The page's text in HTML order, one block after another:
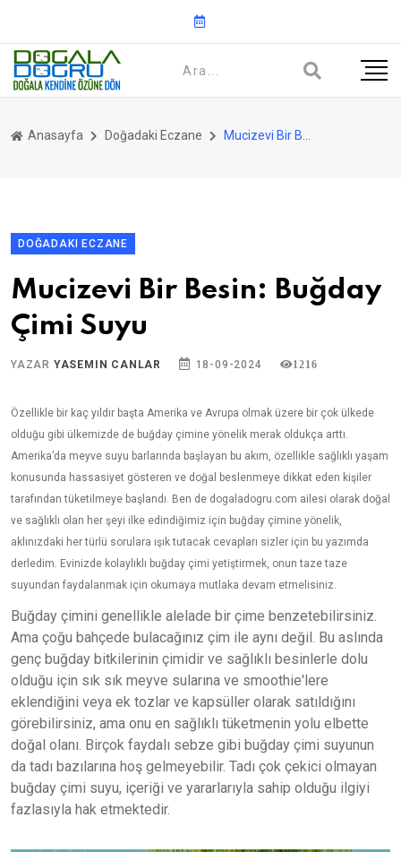
Anasayfa Doğadaki Eczane
DOĞADAKI ECZANE
Mucizevi Bir Besin: Buğday
Çimi Suyu
YAZAR YASEMIN CANLAR 18-09-2024 1216
Özellikle bir kaç yıldır başta Amerika ve Avrupa olmak üzere bir çok ülkede
olduğu gibi ülkemizde de buğday çimine yönelik merak oldukça arttı.
Amerika’da meyve suyu barlarında başlayan bu akım, özellikle sağlıklı yaşam
konusunda hassasiyet gösteren ve doğal beslenmeye dikkat eden kişiler
tarafından tüketilmeye başlandı. Ben de dogaladogru.com ailesi olarak doğal
ve sağlıklı olan her şeyi ilke edindiğimiz için buğday çimine yönelik,
aklınızdaki her türlü sorulara ışık tutacak cevapları sizler için bu yazımda
derledim. Evinizde kolaylıklı buğday çimi yetiştirmek, onun taze taze
suyundan faydalanmak için okumaya mutlaka devam etmelisiniz.
Buğday çimini genellikle alelade bir çime benzetebilirsiniz.
Ama çoğu bahçede bulacağınız çim ile aynı değil. Bu aslında
genç buğday bitkilerinin çimidir ve sağlıklı besinlerle dolu
olduğu için sık sık meyve sularına ve smoothie'lere
eklendiğini veya ek tozlar ve kapsüller olarak satıldığını
görebilirsiniz, ama onu en sağlıklı tüketmenin yolu elbette
doğal olanı. Birçok faydalı sebze gibi buğday çimi suyunun
da tadı bazılarına hoş gelmeyebilir. Tadı çok çekici olmayan
buğday çimi suyu, içeriği ve yararlarıyla sahip olduğu ilgiyi
fazlasıyla hak etmektedir.